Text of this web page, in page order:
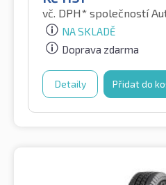
vč. DPH* společností
NA SKLADĚ
Doprava zdarma
Detaily Přidat do